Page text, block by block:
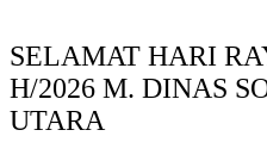
SELAMAT HARI
H/2026 M. DINAS
UTARA